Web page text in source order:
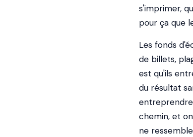
s'imprimer,
pour ça que
Les fonds
de billets,
est qu'ils
du résultat
chemin, et
ne